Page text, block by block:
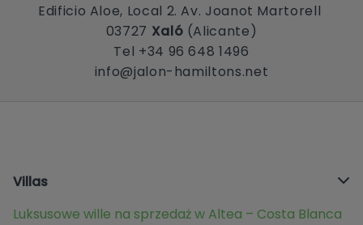
Edificio Aloe, Local 2. Av. Joanot Martorell
03727 Xaló (Alicante)
Tel +34 96 648 1496
info@jalon-hamiltons.net
Villas
Luksusowe wille na sprzedaż w Altea – Costa Blanca